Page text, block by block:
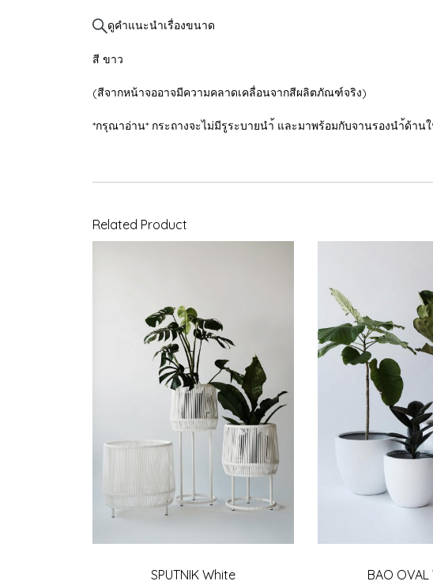
ดูคำแนะนำเรื่องขนาด
สี ขาว
(สีจากหน้าจออาจมีความคลาดเคลื่อนจากสีผลิตภัณฑ์จริง)
*กรุณาอ่าน* กระถางจะไม่มีรูระบายนำ้ และมาพร้อมกับจานรองนำ้ด้าน
Related Product
SPUTNIK White BAO OVAL